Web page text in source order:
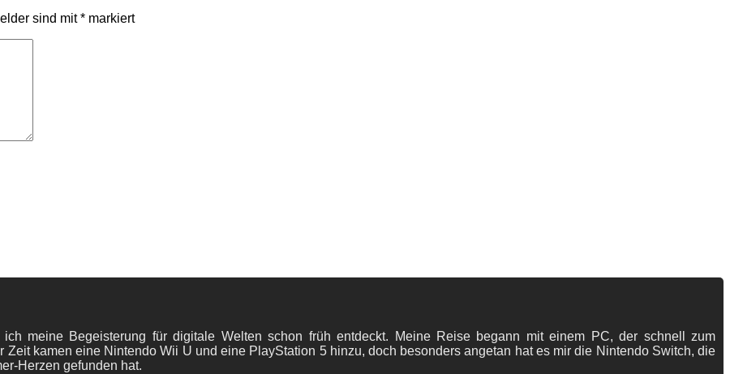
sind mit* markiert
meine Begeisterung für digitale Welten schon früh entdeckt. Meine Reise begann mit einem PC, der schnell zum
Zeit kamen eine Nintendo Wii U und eine PlayStation 5 hinzu, doch besonders angetan hat es mir die Nintendo Switch, die
Herzen gefunden hat.